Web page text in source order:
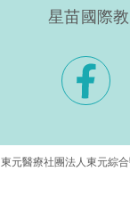
星苗國際
東元醫療社團法人東元綜